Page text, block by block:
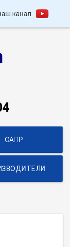
канал
САПР